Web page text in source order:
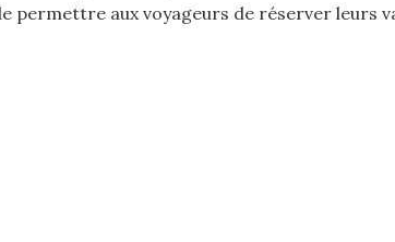
permettre aux voyageurs de réserver leurs